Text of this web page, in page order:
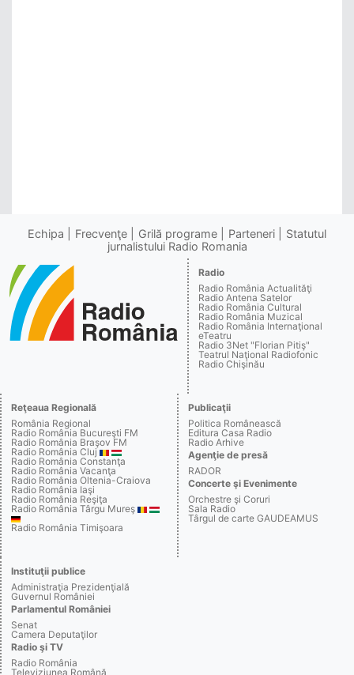
Echipa Frecvenţe Grilă programe Parteneri
Statutul
jurnalistului Radio Romania
Radio
Radio România Actualităţi
Radio Antena Satelor
Radio România Cultural
Radio România Muzical
Radio România Internaţional
eTeatru
Radio 3Net "Florian Pitiş"
Teatrul Naţional Radiofonic
Radio Chişinău
Reţeaua Regională
România Regional
Radio România Bucureşti FM
Radio România Braşov FM
Radio România Cluj
Radio România Constanţa
Radio România Vacanţa
Radio România Oltenia-Craiova
Radio România Iaşi
Radio România Reşiţa
Radio România Târgu Mureş
Radio România Timişoara
Publicaţii
Politica Românească
Editura Casa Radio
Radio Arhive
Agenţie de presă
RADOR
Concerte şi Evenimente
Orchestre şi Coruri
Sala Radio
Târgul de carte GAUDEAMUS
Instituţii publice
Administraţia Prezidenţială
Guvernul României
Parlamentul României
Senat
Camera Deputaţilor
Radio şi TV
Radio România
Televiziunea Română